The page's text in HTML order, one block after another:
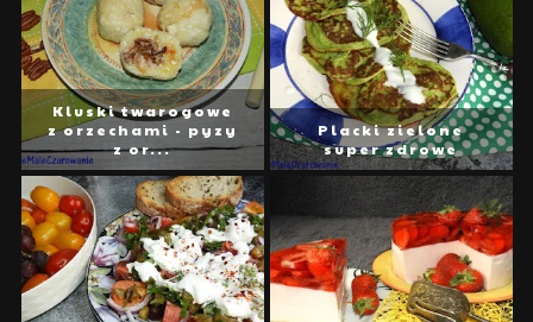
Kluski twarogowe
z orzechami - pyzy
z or...
Placki zielone
super zdrowe